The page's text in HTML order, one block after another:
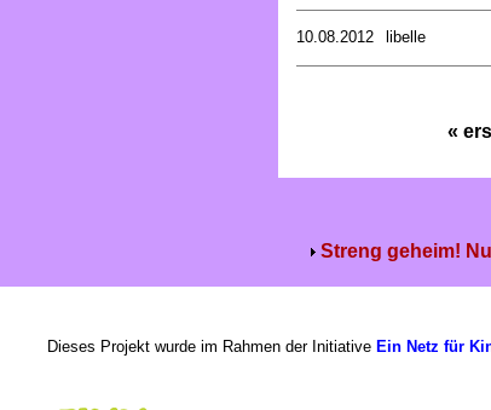
10.08.2012 libelle
«
Streng geheim!
Dieses Projekt wurde im Rahmen der Initiative Ein Netz für